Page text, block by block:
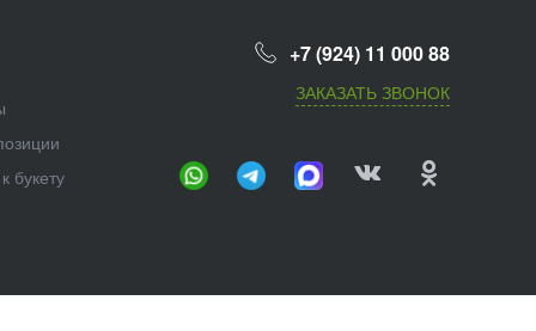
букету
+7 (924) 11 000 88
ЗАКАЗАТЬ ЗВОНОК